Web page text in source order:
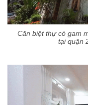
Căn biệt thự có gam
tại quận